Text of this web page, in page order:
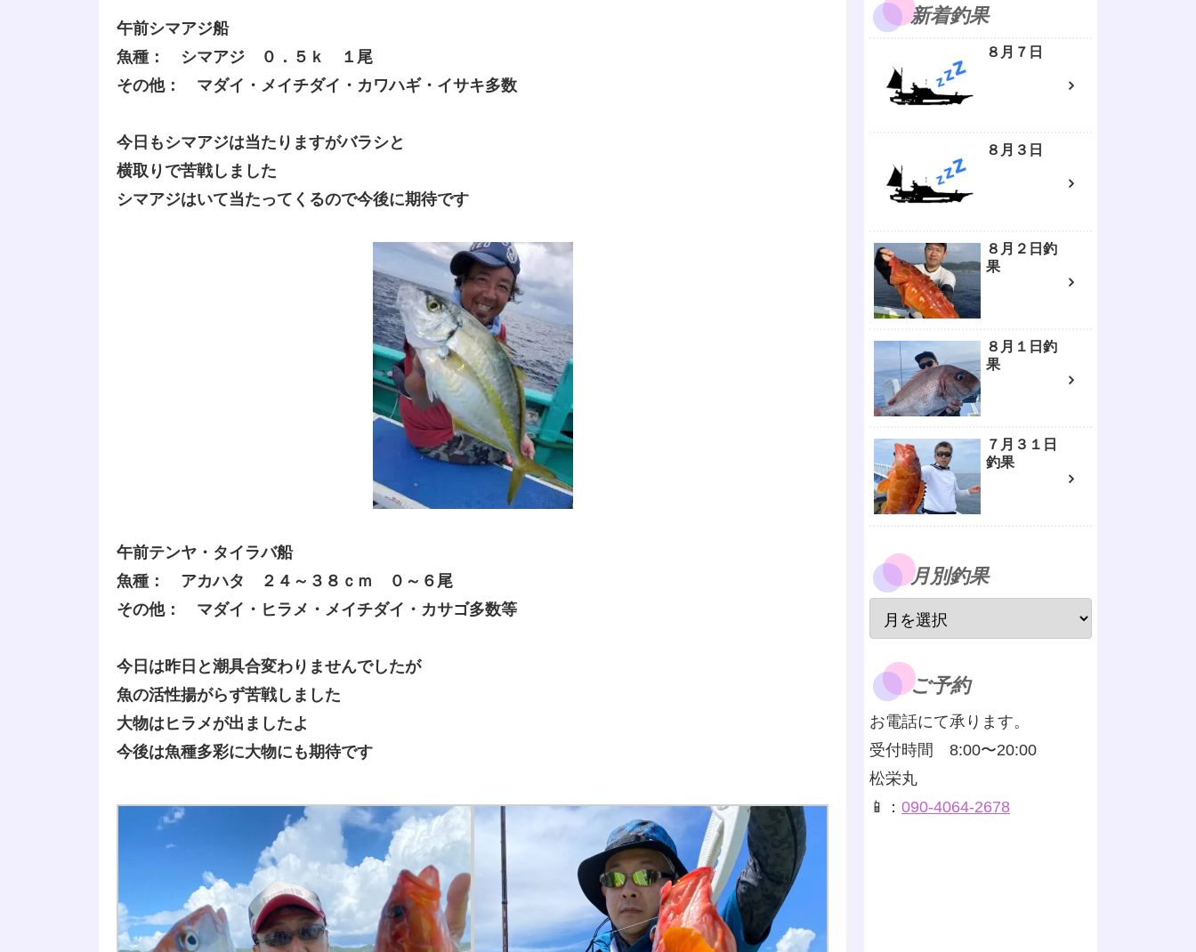
午前シマアジ船
魚種： シマアジ ０．５ｋ １尾
その他： マダイ・メイチダイ・カワハギ・イサキ多数
今日もシマアジは当たりますがバラシと
横取りで苦戦しました
シマアジはいて当たってくるので今後に期待です
午前テンヤ・タイラバ船
魚種： アカハタ ２４～３８ｃｍ ０～６尾
その他： マダイ・ヒラメ・メイチダイ・カサゴ多数等
今日は昨日と潮具合変わりませんでしたが
魚の活性揚がらず苦戦しました
大物はヒラメが出ましたよ
今後は魚種多彩に大物にも期待です
新着釣果
８月７日
８月３日
８月２日釣
果
８月１日釣
果
７月３１日
釣果
月別釣果
ご予約
お電話にて承ります。
受付時間 8:00〜20:00
松栄丸
📱： 090-4064-2678